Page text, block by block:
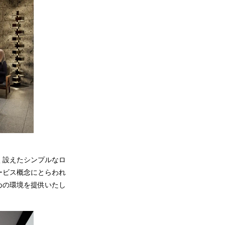
えたシンプルなロ
ス概念にとらわれ
環境を提供いたし